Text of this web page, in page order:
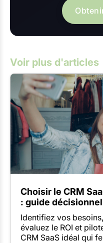
Voir plus d'articles
Choisir le CRM
: guide décisionnel
Identifiez vos
évaluez le ROI et
CRM SaaS idéal qui